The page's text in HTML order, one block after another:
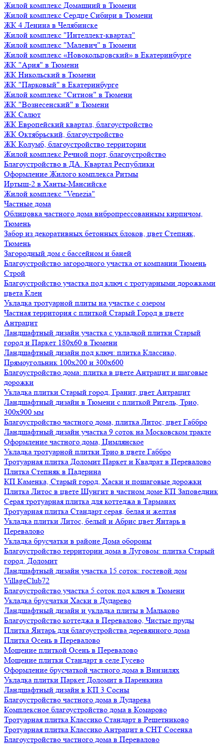
Жилой комплекс Домашний в Тюмени
Жилой комплекс Сердце Сибири в Тюмени
ЖК 4 Ленина в Челябинске
Жилой комплекс "Интеллект-квартал"
Жилой комплекс "Малевич" в Тюмени
Жилой комплекс «Новокольцовский» в Екатеринбурге
ЖК "Ария" в Тюмени
ЖК Никольский в Тюмени
ЖК "Парковый" в Екатеринбурге
Жилой комплекс "Ситион" в Тюмени
ЖК "Вознесенский" в Тюмени
ЖК Салют
ЖК Европейский квартал, благоустройство
ЖК Октябрьский, благоустройство
ЖК Колумб, благоустройство территории
Жилой комплекс Речной порт, благоустройство
Благоустройство в ДА. Квартал Республики
Оформление Жилого комплекса Ритмы
Иртыш-2 в Ханты-Мансийске
Жилой комплекс "Venezia"
Частные дома
Облицовка частного дома вибропрессованным кирпичом,
Тюмень
Забор из декоративных бетонных блоков, цвет Степняк,
Тюмень
Загородный дом с бассейном и баней
Благоустройство загородного участка от компании Тюмень
Строй
Благоустройство участка под ключ с тротуарными дорожками
цвета Клен
Укладка тротуарной плиты на участке с озером
Частная территория с плиткой Старый Город в цвете
Антрацит
Ландшафтный дизайн участка с укладкой плитки Старый
город и Паркет 180х60 в Тюмени
Ландшафтный дизайн под ключ: плитка Классико,
Прямоугольник 100х200 и 300х600
Благоустройство дома: плитка в цвете Антрацит и шаговые
дорожки
Укладка плитки Старый город, Гранит, цвет Антрацит
Ландшафтный дизайн в Тюмени с плиткой Ригель, Трио,
300х900 мм
Благоустройство частного дома, плитка Литос, цвет Габбро
Ландшафтный дизайн участка 9 соток на Московском тракте
Оформление частного дома, Цимлянское
Укладка тротуарной плитки Трио в цвете Габбро
Тротуарная плитка Доломит Паркет и Квадрат в Перевалово
Плитка Степняк в Падерина
КП Каменка, Старый город, Хаски и пошаговые дорожки
Плитка Литос в цвете Шунгит в частном доме КП Заповедник
Серая тротуарная плитка для коттеджа в Тарманах
Тротуарная плитка Стандарт серая, белая и желтая
Укладка плитки Литос, белый и Абрис цвет Янтарь в
Перевалово
Укладка брусчатки в районе Дома обороны
Благоустройство территории дома в Луговом: плитка Старый
город, Доломит
Ландшафтный дизайн участка 15 соток: гостевой дом
VillageClub72
Благоустройство участка 5 соток под ключ в Тюмени
Укладка брусчатки Хаски в Дударево
Ландшафтный дизайн и укладка плиты в Мальково
Благоустройство коттеджа в Перевалово, Чистые пруды
Плитка Янтарь для благоустройства деревянного дома
Плитка Осень в Перевалово
Мощение плиткой Осень в Перевалово
Мощение плитки Стандарт в селе Гусево
Оформление брусчаткой частного дома в Винзилях
Укладка плитки Паркет Доломит в Паренкина
Ландшафтный дизайн в КП 3 Сосны
Благоустройство частного дома в Дударева
Комплексное благоустройство дома в Комарово
Тротуарная плитка Классико Стандарт в Решетниково
Тротуарная плитка Классико Антрацит в СНТ Сосенка
Благоустройство частного дома в Перевалово